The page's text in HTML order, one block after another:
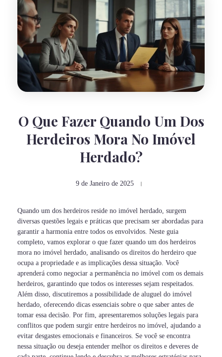
O Que Fazer Quando Um Dos
Herdeiros Mora No Imóvel
Herdado?
9 de Janeiro de 2025
Quando um dos herdeiros reside no imóvel herdado, surgem
diversas questões legais e práticas que precisam ser abordadas para
garantir a harmonia entre todos os envolvidos. Neste guia
completo, vamos explorar o que fazer quando um dos herdeiros
mora no imóvel herdado, analisando os direitos do herdeiro que
ocupa a propriedade e as implicações dessa situação. Você
aprenderá como negociar a permanência no imóvel com os demais
herdeiros, garantindo que todos os interesses sejam respeitados.
Além disso, discutiremos a possibilidade de aluguel do imóvel
herdado, oferecendo dicas essenciais sobre o que saber antes de
tomar essa decisão. Por fim, apresentaremos soluções legais para
conflitos que podem surgir entre herdeiros no imóvel, ajudando a
evitar desgastes emocionais e financeiros. Se você se encontra
nessa situação ou deseja entender melhor os direitos e deveres de